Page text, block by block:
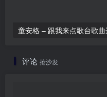
评论 抢沙发